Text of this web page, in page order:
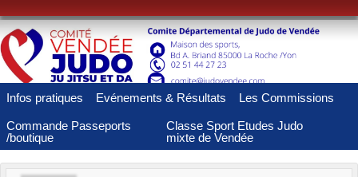
Infos pratiques Evénements & Résultats Les Commissions
Commande Passeports
/boutique
Classe Sport Etudes Judo
mixte de Vendée